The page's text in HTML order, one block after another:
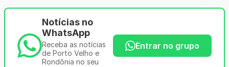
Notícias no
WhatsApp
Receba as notícias
de Porto Velho e
Rondônia no seu
Entrar no grupo